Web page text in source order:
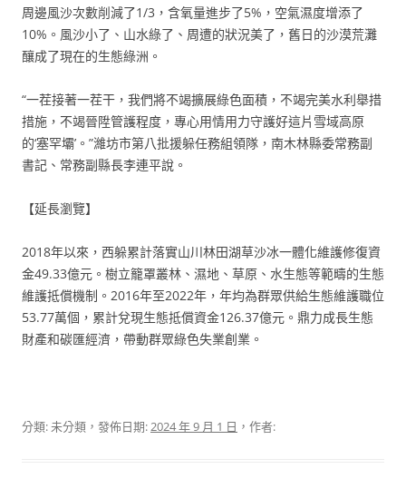
周邊風沙次數削減了1/3，含氧量進步了5%，空氣濕度增添了
10%。風沙小了、山水綠了、周遭的狀況美了，舊日的沙漠荒灘
釀成了現在的生態綠洲。
“一茬接著一茬干，我們將不竭擴展綠色面積，不竭完美水利舉措
措施，不竭晉陞管護程度，專心用情用力守護好這片雪域高原
的‘塞罕壩’。”濰坊市第八批援躲任務組領隊，南木林縣委常務副
書記、常務副縣長李連平說。
【延長瀏覽】
2018年以來，西躲累計落實山川林田湖草沙冰一體化維護修復資
金49.33億元。樹立籠罩叢林、濕地、草原、水生態等範疇的生態
維護抵償機制。2016年至2022年，年均為群眾供給生態維護職位
53.77萬個，累計兌現生態抵償資金126.37億元。鼎力成長生態
財產和碳匯經濟，帶動群眾綠色失業創業。
分類: 未分類，發佈日期:2024 年 9 月 1 日 ，作者: